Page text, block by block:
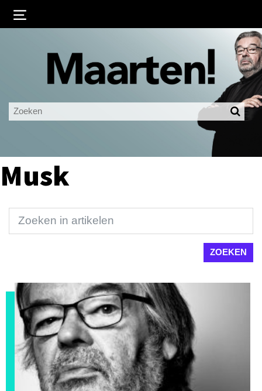
Ingelogd blijven
LOGIN
Musk